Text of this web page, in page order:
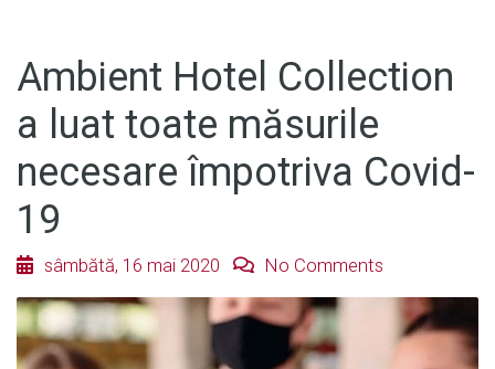
Ambient Hotel Collection
a luat toate măsurile
necesare împotriva Covid-
19
sâmbătă, 16 mai 2020 No Comments